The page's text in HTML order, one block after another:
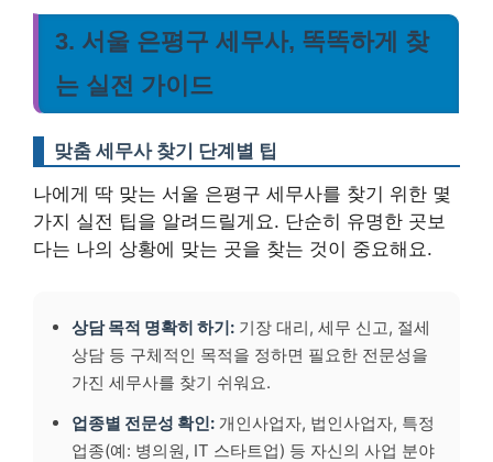
3. 서울 은평구 세무사, 똑똑하게 찾
는 실전 가이드
맞춤 세무사 찾기 단계별 팁
나에게 딱 맞는 서울 은평구 세무사를 찾기 위한 몇
가지 실전 팁을 알려드릴게요. 단순히 유명한 곳보
다는 나의 상황에 맞는 곳을 찾는 것이 중요해요.
상담 목적 명확히 하기: 기장 대리, 세무 신고, 절세
상담 등 구체적인 목적을 정하면 필요한 전문성을
가진 세무사를 찾기 쉬워요.
업종별 전문성 확인: 개인사업자, 법인사업자, 특정
업종(예: 병의원, IT 스타트업) 등 자신의 사업 분야